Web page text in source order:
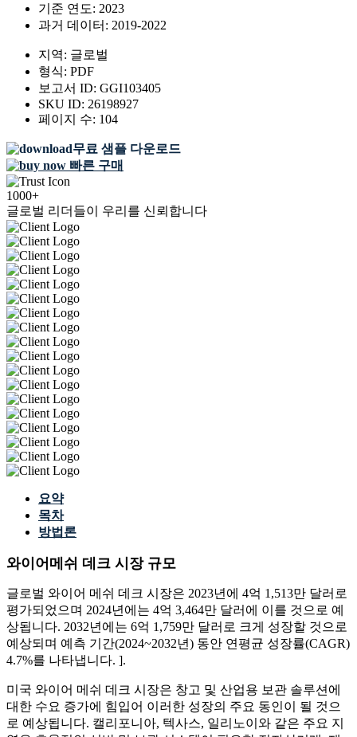
기준 연도: 2023
과거 데이터: 2019-2022
지역: 글로벌
형식: PDF
보고서 ID: GGI103405
SKU ID: 26198927
페이지 수: 104
무료 샘플 다운로드
빠른 구매
1000+
글로벌 리더들이 우리를 신뢰합니다
요약
목차
방법론
와이어메쉬 데크 시장 규모
글로벌 와이어 메쉬 데크 시장은 2023년에 4억 1,513만 달러로
평가되었으며 2024년에는 4억 3,464만 달러에 이를 것으로 예
상됩니다. 2032년에는 6억 1,759만 달러로 크게 성장할 것으로
예상되며 예측 기간(2024~2032년) 동안 연평균 성장률(CAGR)
4.7%를 나타냅니다. ].
미국 와이어 메쉬 데크 시장은 창고 및 산업용 보관 솔루션에
대한 수요 증가에 힘입어 이러한 성장의 주요 동인이 될 것으
로 예상됩니다. 캘리포니아, 텍사스, 일리노이와 같은 주요 지